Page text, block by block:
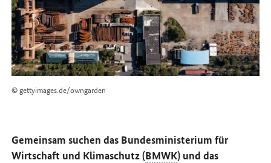
© gettyimages.de/owngarden
Gemeinsam suchen das Bundesministerium für
Wirtschaft und Klimaschutz (BMWK) und das